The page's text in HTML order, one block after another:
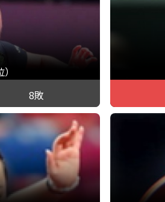
8敗